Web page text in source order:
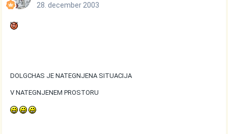
28. december 2003
DOLGCHAS JE NATEGNJENA SITUACIJA
V NATEGNJENEM PROSTORU